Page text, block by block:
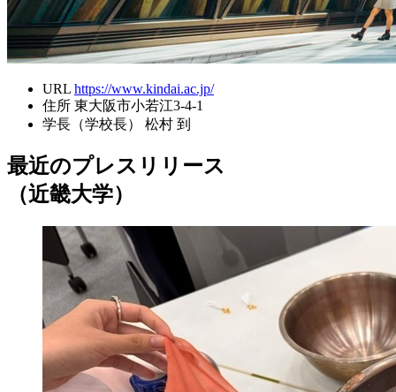
URL https://www.kindai.ac.jp/
住所 東大阪市小若江3-4-1
学長（学校長）
松村 到
最近のプレスリリース
（近畿大学）